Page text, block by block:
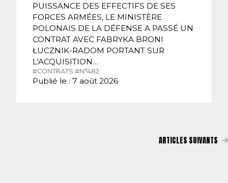
PUISSANCE DES EFFECTIFS DE SES
FORCES ARMÉES, LE MINISTÈRE
POLONAIS DE LA DÉFENSE A PASSÉ UN
CONTRAT AVEC FABRYKA BRONI
ŁUCZNIK-RADOM PORTANT SUR
L'ACQUISITION…
#CONTRATS. #N°482.
Publié le : 7 août 2026
ARTICLES SUIVANTS